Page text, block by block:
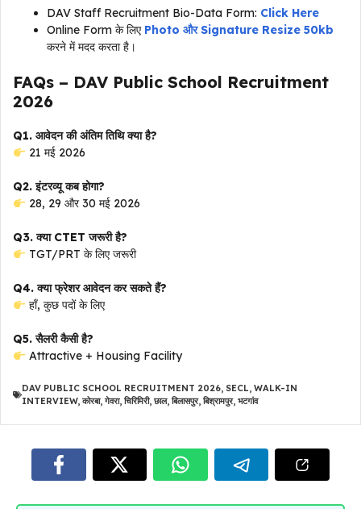
DAV Staff Recruitment Bio-Data Form: Click Here
Online Form के लिए Photo और Signature Resize 50kb
करने में मदद करता है।
FAQs – DAV Public School Recruitment
2026
Q1. आवेदन की अंतिम तिथि क्या है?
21 मई 2026
Q2. इंटरव्यू कब होगा?
28, 29 और 30 मई 2026
Q3. क्या CTET जरूरी है?
TGT/PRT के लिए जरूरी
Q4. क्या फ्रेशर आवेदन कर सकते हैं?
हाँ, कुछ पदों के लिए
Q5. सैलरी कैसी है?
Attractive + Housing Facility
DAV PUBLIC SCHOOL RECRUITMENT 2026, SECL, WALK-IN
INTERVIEW, कोरबा, गेवरा, चिरिमिरी, छाल, बिलासपुर, बिश्रामपुर, भटगांव